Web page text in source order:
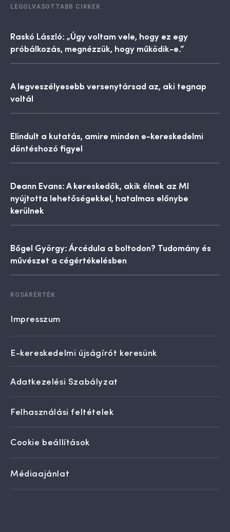
LEGOLVASOTTABB CIKKEK
Raskó László: „Úgy voltam vele, hogy ez egy
próbálkozás, megnézzük, hogy működik-e.”
A legveszélyesebb versenytársad az, aki tegnap
voltál
Elindult a kutatás, amire minden e-kereskedelmi
döntéshozó figyel
Deann Evans: A kereskedők, akik élnek az MI
nyújtotta lehetőségekkel, hatalmas előnybe
kerülnek
Bőgel György: Árcédula a boltodon? Tudomány és
művészet a cégértékelésben
KOSÁRÉRTÉK
Impresszum
E-kereskedelmi újságírót keresünk
Adatkezelési Szabályzat
Felhasználási feltételek
Cookie beállítások
Médiaajánlat